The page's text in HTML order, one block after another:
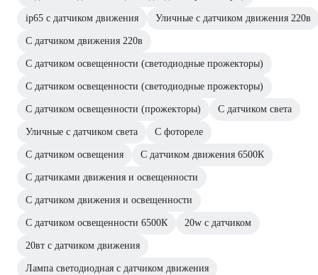
ip65 с датчиком движения Уличные с датчиком движения 220в
С датчиком движения 220в
С датчиком освещенности (светодиодные прожекторы)
С датчиком освещенности (светодиодные прожекторы)
С датчиком освещенности (прожекторы) С датчиком света
Уличные с датчиком света С фотореле
С датчиком освещения С датчиком движения 6500К
С датчиками движения и освещенности
С датчиком движения и освещенности
С датчиком освещенности 6500К 20w с датчиком
20вт с датчиком движения
Лампа светодиодная с датчиком движения